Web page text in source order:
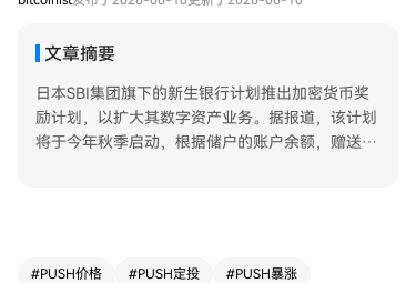
文章摘要
日本SBI集团旗下的新生银行计划推出加密货币奖
励计划，以扩大其数字资产业务。据报道，该计划
将于今年秋季启动，根据储户的账户余额，赠送可
作为切入点，吸引新客户使用集团旗下的加密货币
#PUSH价格 #PUSH定投 #PUSH暴涨